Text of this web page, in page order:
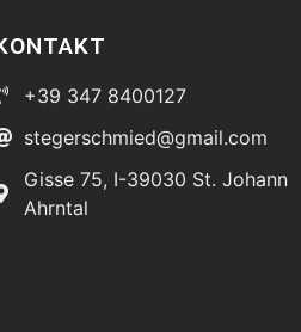
+39 347 8400127
stegerschmied@gmail.com
Gisse 75, I-39030 St. Johann
Ahrntal